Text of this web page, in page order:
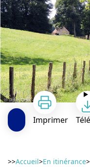
Imprimer
>>Accueil>En itinérance>